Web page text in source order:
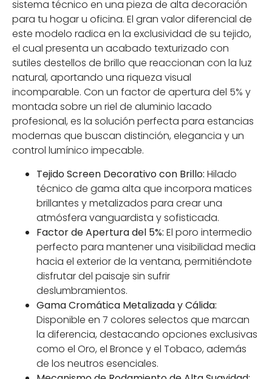
sistema técnico en una pieza de alta decoración
para tu hogar u oficina. El gran valor diferencial de
este modelo radica en la exclusividad de su tejido,
el cual presenta un acabado texturizado con
sutiles destellos de brillo que reaccionan con la luz
natural, aportando una riqueza visual
incomparable. Con un factor de apertura del 5% y
montada sobre un riel de aluminio lacado
profesional, es la solución perfecta para estancias
modernas que buscan distinción, elegancia y un
control lumínico impecable.
Tejido Screen Decorativo con Brillo: Hilado
técnico de gama alta que incorpora matices
brillantes y metalizados para crear una
atmósfera vanguardista y sofisticada.
Factor de Apertura del 5%: El poro intermedio
perfecto para mantener una visibilidad media
hacia el exterior de la ventana, permitiéndote
disfrutar del paisaje sin sufrir
deslumbramientos.
Gama Cromática Metalizada y Cálida:
Disponible en 7 colores selectos que marcan
la diferencia, destacando opciones exclusivas
como el Oro, el Bronce y el Tobaco, además
de los neutros esenciales.